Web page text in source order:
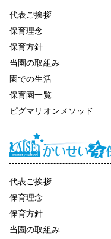
代表ご挨拶
保育理念
保育方針
当園の取組み
園での生活
保育園一覧
ピグマリオンメソッド
代表ご挨拶
保育理念
保育方針
当園の取組み